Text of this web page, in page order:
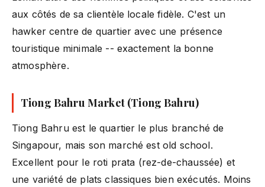
aux côtés de sa clientèle locale fidèle. C'est un
hawker centre de quartier avec une présence
touristique minimale -- exactement la bonne
atmosphère.
Tiong Bahru Market (Tiong Bahru)
Tiong Bahru est le quartier le plus branché de
Singapour, mais son marché est old school.
Excellent pour le roti prata (rez-de-chaussée) et
une variété de plats classiques bien exécutés. Moins